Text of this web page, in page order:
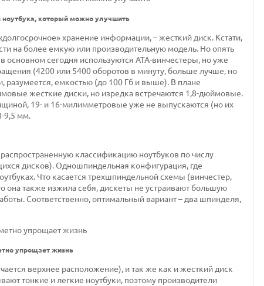
ноутбука, который можно улучшить
хранение информации, – жесткий диск. Кстати,
на более емкую или производительную модель. Но опять
сегодня используются ATA-винчестеры, но уже
(4200 или 5400 оборотов в минуту, больше лучше, но
емкостью (до 100 Гб и выше). В плане
жесткие диски, но изредка встречаются 1,8-дюймовые.
19- и 16-милимметровые уже не выпускаются (но их
9,5 мм.
классификацию ноутбуков по числу
дисков). Одношпиндельная конфигурация, где
Что касается трехшпиндельной схемы (винчестер,
она также изжила себя, дискеты не устраивают большую
Соответственно, оптимальный вариант – два шпинделя,
упрощает жизнь
верхнее расположение), и так же как и жесткий диск
тонкие и легкие ноутбуки, поэтому производители